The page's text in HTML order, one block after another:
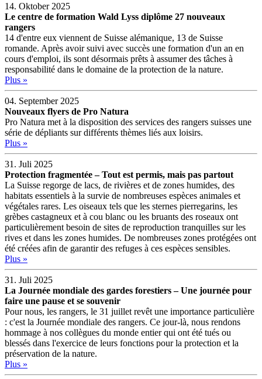
14. Oktober 2025
Le centre de formation Wald Lyss diplôme 27 nouveaux
rangers
14 d'entre eux viennent de Suisse alémanique, 13 de Suisse
romande. Après avoir suivi avec succès une formation d'un an en
cours d'emploi, ils sont désormais prêts à assumer des tâches à
responsabilité dans le domaine de la protection de la nature.
Plus »
04. September 2025
Nouveaux flyers de Pro Natura
Pro Natura met à la disposition des services des rangers suisses une
série de dépliants sur différents thèmes liés aux loisirs.
Plus »
31. Juli 2025
Protection fragmentée – Tout est permis, mais pas partout
La Suisse regorge de lacs, de rivières et de zones humides, des
habitats essentiels à la survie de nombreuses espèces animales et
végétales rares. Les oiseaux tels que les sternes pierregarins, les
grèbes castagneux et à cou blanc ou les bruants des roseaux ont
particulièrement besoin de sites de reproduction tranquilles sur les
rives et dans les zones humides. De nombreuses zones protégées ont
été créées afin de garantir des refuges à ces espèces sensibles.
Plus »
31. Juli 2025
La Journée mondiale des gardes forestiers – Une journée pour
faire une pause et se souvenir
Pour nous, les rangers, le 31 juillet revêt une importance particulière
: c'est la Journée mondiale des rangers. Ce jour-là, nous rendons
hommage à nos collègues du monde entier qui ont été tués ou
blessés dans l'exercice de leurs fonctions pour la protection et la
préservation de la nature.
Plus »